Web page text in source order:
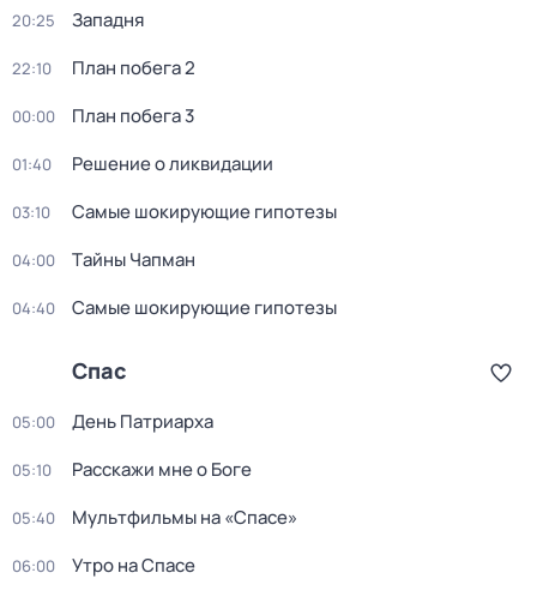
20:25 Западня
22:10 План побега 2
00:00 План побега 3
01:40 Решение о ликвидации
03:10 Самые шoкиpующие гипотезы
04:00 Тaйны Чапман
04:40 Самые шoкиpующие гипотезы
Спас
05:00 День Патриарха
05:10 Расскажи мне о Боге
05:40 Мультфильмы на «Спасе»
06:00 Утро на Спасе